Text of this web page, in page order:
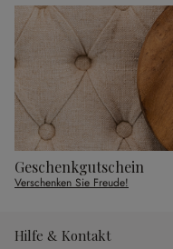
Geschenkgutschein
Verschenken Sie Freude!
Hilfe & Kontakt